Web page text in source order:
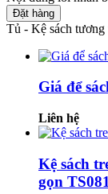
Đặt hàng
Tủ - Kệ sách
Giá để
Liên hệ
Kệ sách
gọn TS081